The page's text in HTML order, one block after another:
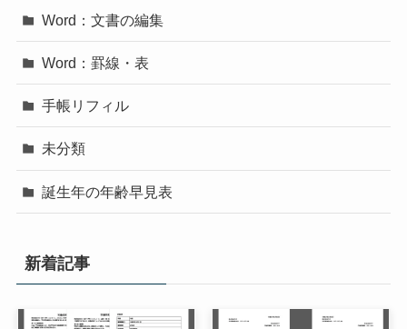
Word：文書の編集
Word：罫線・表
手帳リフィル
未分類
誕生年の年齢早見表
新着記事